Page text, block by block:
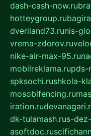
dash-cash-now.ru
hotteygroup.ru
dveriland73.runis-
vrema-zdorov.ru
nike-air-max-95.ru
mobilreklama.rupds-
spksochi.rushkola-
mosoblfencing.ru
iration.ru
dk-tulamash.rus-
asoftdoc.ru